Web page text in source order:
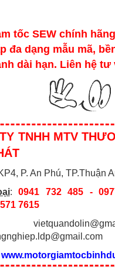
tốc SEW chính
đa dạng mẫu mã,
dài hạn. Liên hệ tư
TNHH MTV
P. An Phú, TP.Thuận
:0941 732 485 -
7615